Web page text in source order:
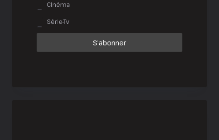
Cinéma
Série-Tv